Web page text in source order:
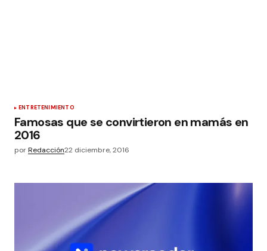
ENTRETENIMIENTO
Famosas que se convirtieron en mamás en
2016
porRedacción22 diciembre, 2016